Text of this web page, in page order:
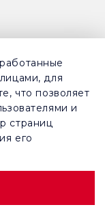
для
что позволяет
и
страниц
его